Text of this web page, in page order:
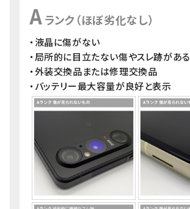
Aランク（ほぼ劣化なし）
・液晶に傷がない
・局所的に目立たない傷やスレ跡がある
・外装交換品または修理交換品
・バッテリー最大容量が良好と表示